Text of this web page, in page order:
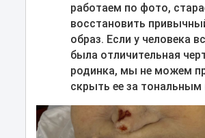
работаем по фото,
восстановить
образ. Если у человека
была отличительная
родинка, мы не можем
скрыть ее за